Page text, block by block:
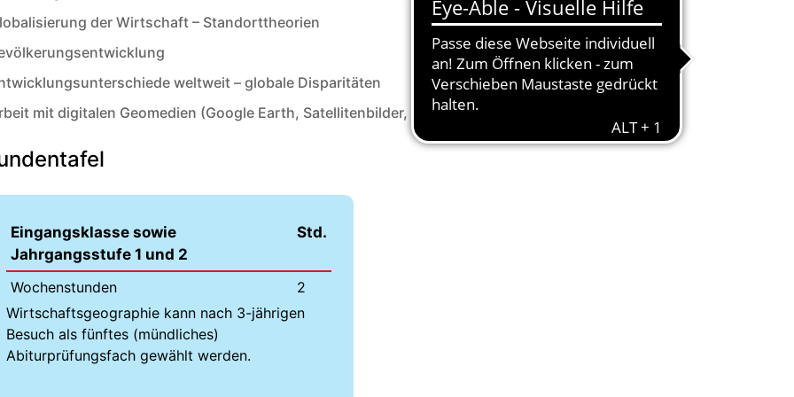
der Wirtschaft – Standorttheorien
weltweit – globale Disparitäten
mit digitalen Geomedien (Google Earth, Satellitenbilder, digitale Karten)
Eingangsklasse sowie
Jahrgangsstufe 1 und 2
Std.
Wochenstunden
2
Wirtschaftsgeographie kann nach 3-jährigen
Besuch als fünftes (mündliches)
Abiturprüfungsfach gewählt werden.